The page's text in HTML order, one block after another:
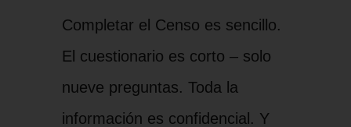
Completar el Censo es sencillo.
El cuestionario es corto – solo
nueve preguntas. Toda la
información es confidencial. Y